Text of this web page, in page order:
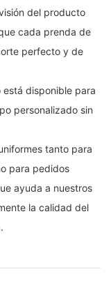
del producto
cada prenda de
perfecto y de
disponible para
personalizado sin
tanto para
para pedidos
ayuda a nuestros
la calidad del